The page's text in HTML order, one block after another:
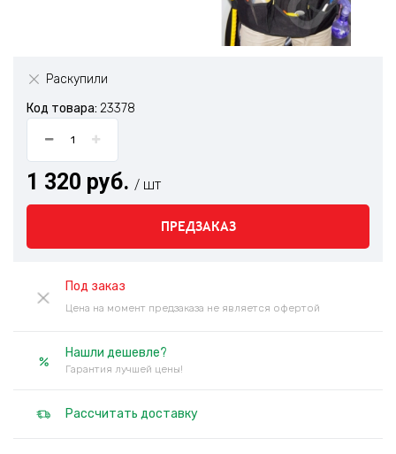
Раскупили
Код товара: 23378
1 320 руб. / шт
ПРЕДЗАКАЗ
Под заказ
Цена на момент предзаказа не является офертой
Нашли дешевле?
Гарантия лучшей цены!
Рассчитать доставку